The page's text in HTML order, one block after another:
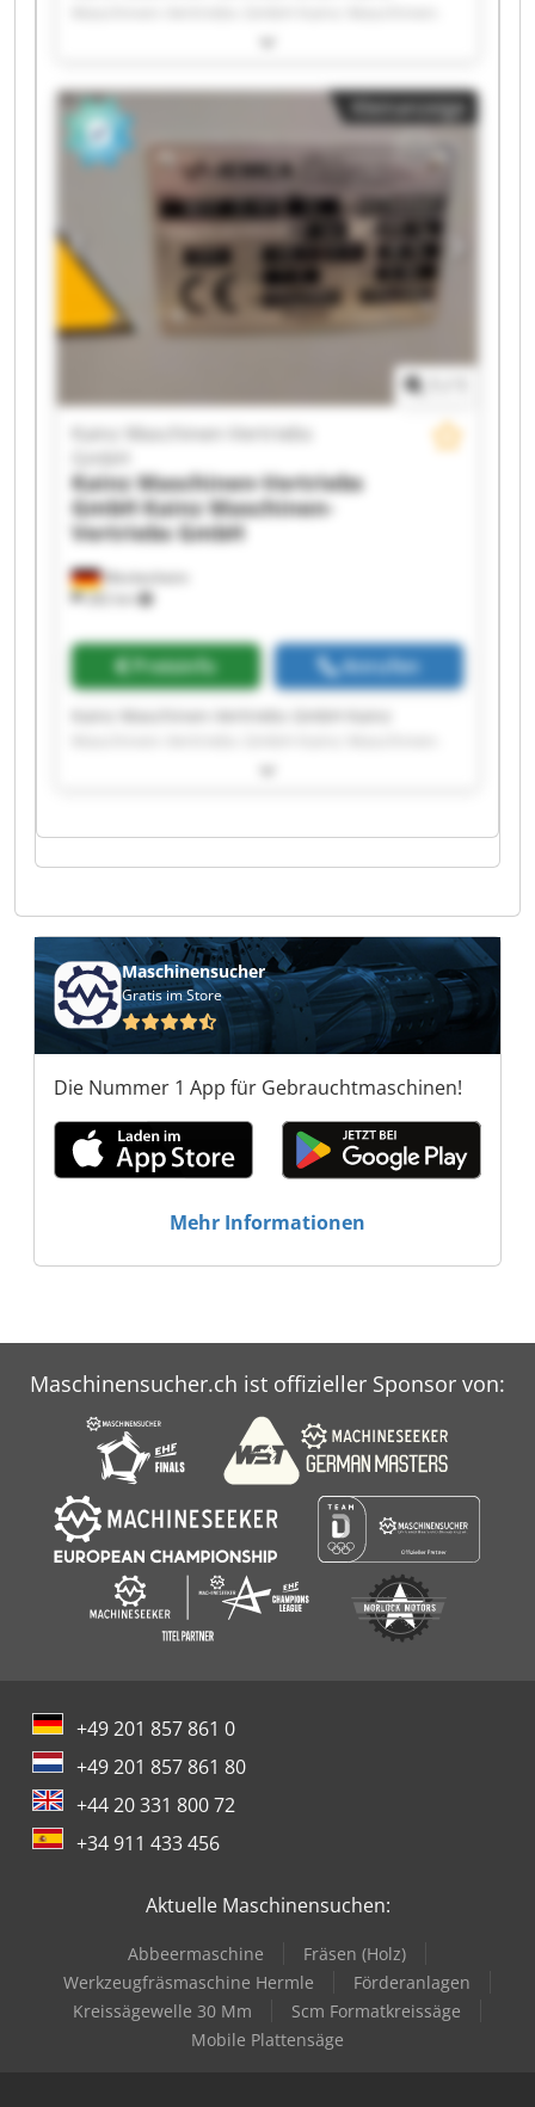
Vertriebs GmbH Kainz Maschinen-Vertriebs
Maschinen-Vertriebs GmbH Kainz Maschinen-
Vertriebs GmbH Kainz Maschinen-Vertriebs
GmbH Kainz Maschinen-Vertriebs GmbH Kainz
Maschinen-Vertriebs GmbH Kainz Maschinen-
Vertriebs GmbH Kainz Maschinen-Vertriebs
GmbH Kainz Maschinen-Vertriebs GmbH Kainz
Maschinen-Vertriebs GmbH Kainz Maschinen-
Vertriebs GmbH Kainz Maschinen-Vertriebs
GmbH Kainz Maschinen-Vertriebs GmbH Kainz
Maschinen-Vertriebs GmbH Kainz Maschinen-
Vertriebs GmbH Kainz Maschinen-Vertriebs
Kleinanzeige
Meckesheim
282 km
Kainz Maschinen-Vertriebs
Kainz Maschinen-Vertriebs
GmbHKainz Maschinen-
Vertriebs GmbH
Preisinfo Anrufen
Kainz Maschinen-Vertriebs GmbH Kainz
Vertriebs GmbH Kainz Maschinen-Vertriebs
Vertriebs GmbH Kainz Maschinen-Vertriebs
GmbH Kainz Maschinen-Vertriebs GmbH Kainz
Vertriebs GmbH Kainz Maschinen-Vertriebs
GmbH Kainz Maschinen-Vertriebs GmbH Kainz
Maschinen-Vertriebs GmbH Kainz Maschinen-
Vertriebs GmbH Kainz Maschinen-Vertriebs
GmbH Kainz Maschinen-Vertriebs GmbH Kainz
Maschinen-Vertriebs GmbH Kainz Maschinen-
GmbH
Maschinensucher
Gratis im Store
Die Nummer 1 App für Gebrauchtmaschinen!
Mehr Informationen
Maschinensucher.ch ist offizieller Sponsor von:
+49 201 857 861 0
+49 201 857 861 80
+44 20 331 800 72
+34 911 433 456
Aktuelle Maschinensuchen:
Abbeermaschine
Fräsen (Holz)
Werkzeugfräsmaschine Hermle
Förderanlagen
Kreissägewelle 30 Mm
Scm Formatkreissäge
Mobile Plattensäge